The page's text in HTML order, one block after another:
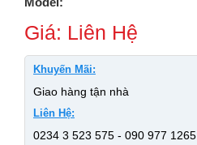
Giá: Liên Hệ
Khuyến Mãi:
Giao hàng tận nhà
Liên Hệ:
0234 3 523 575 - 090 977 1265